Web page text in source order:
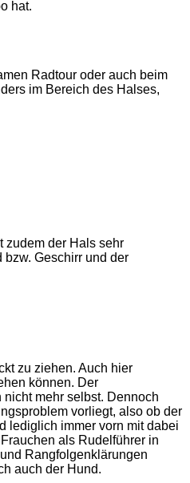
hat.
Radtour oder auch beim
im Bereich des Halses,
zudem der Hals sehr
Geschirr und der
zu ziehen. Auch hier
können. Der
mehr selbst. Dennoch
vorliegt, also ob der
lediglich immer vorn mit dabei
als Rudelführer in
Rangfolgenklärungen
auch der Hund.